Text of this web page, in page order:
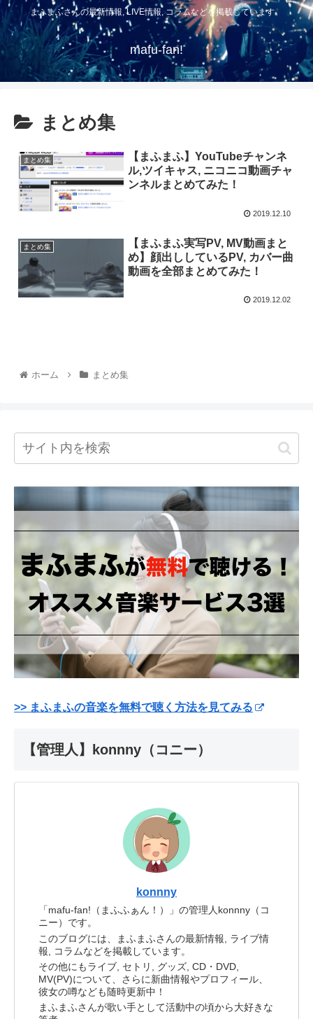
まふまふさんの最新情報, LIVE情報, コラムなどを掲載しています。
mafu-fan!
まとめ集
まとめ集
【まふまふ】YouTubeチャンネ
ル,ツイキャス, ニコニコ動画チャ
ンネルまとめてみた！
2019.12.10
まとめ集
【まふまふ実写PV, MV動画まと
め】顔出ししているPV, カバー曲
動画を全部まとめてみた！
2019.12.02
ホーム まとめ集
>> まふまふの音楽を無料で聴く方法を見てみる
【管理人】konnny（コニー）
konnny
「mafu-fan!（まふふぁん！）」の管理人konnny（コ
ニー）です。
このブログには、まふまふさんの最新情報, ライブ情
報, コラムなどを掲載しています。
その他にもライブ, セトリ, グッズ, CD・DVD,
MV(PV)について、さらに新曲情報やプロフィール、
彼女の噂なども随時更新中！
まふまふさんが歌い手として活動中の頃から大好きな